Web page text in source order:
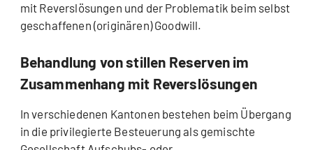
mit Reverslösungen und der Problematik beim selbst
geschaffenen (originären) Goodwill.
Behandlung von stillen Reserven im
Zusammenhang mit Reverslösungen
In verschiedenen Kantonen bestehen beim Übergang
in die privilegierte Besteuerung als gemischte